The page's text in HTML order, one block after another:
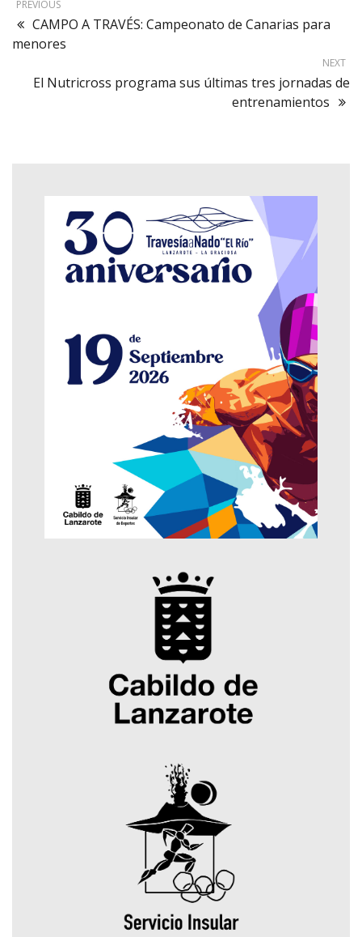
PREVIOUS
CAMPO A TRAVÉS: Campeonato de Canarias para
menores
NEXT
El Nutricross programa sus últimas tres jornadas de
entrenamientos